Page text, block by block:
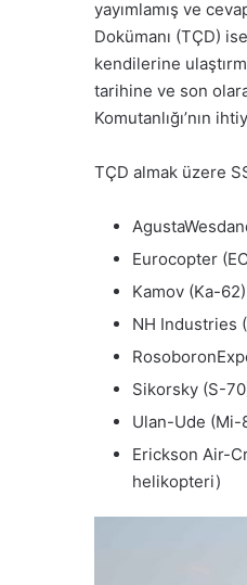
yayımlamış ve
Dokümanı (TÇD)
kendilerine
tarihine ve son
Komutanlığı’nın
TÇD almak üzere
Eurocopter
Kamov (Ka-62)
NH Industries
Sikorsky (S-
Ulan-Ude (Mi-
Erickson Air-
helikopteri)